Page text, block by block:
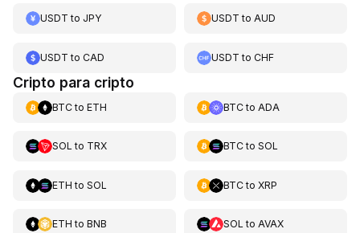
USDT to JPY USDT toAUD
USDT to CAD USDT toCHF
Cripto para cripto
BTCto ETH BTCto ADA
SOL to TRX BTCto SOL
ETH to SOL BTCto XRP
ETH to BNB SOL to AVAX